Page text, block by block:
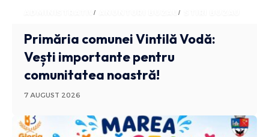
ADMINISTRATIV ANUNTURI BUZAU
Primăria comunei Vintilă Vodă:
Vești importante pentru
comunitatea noastră!
7 AUGUST 2026